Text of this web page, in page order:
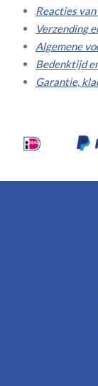
Reacties
Verzending
Algemene
Bedenktijd
Garantie,